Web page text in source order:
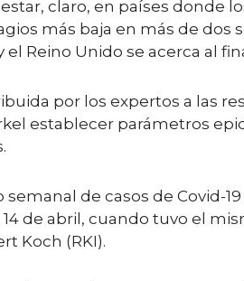
claro, en países donde
más baja en más de dos
Reino Unido se acerca al
por los expertos a las
establecer parámetros
de casos de Covid-
14 de abril, cuando tuvo el
Koch (RKI).